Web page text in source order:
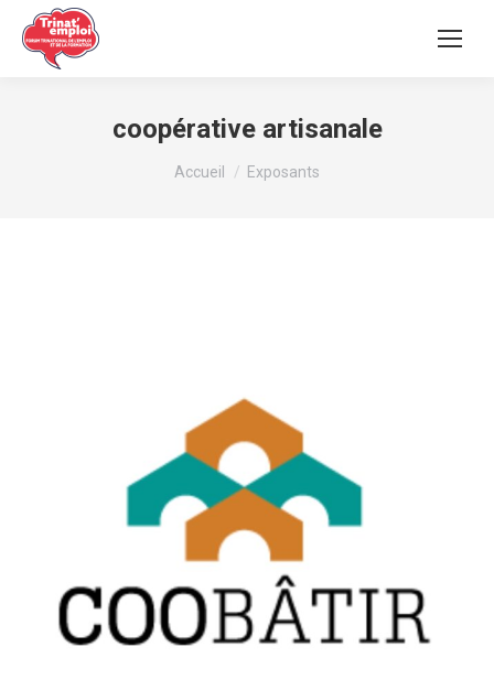
coopérative artisanale
Vous êtes ici :
Accueil Exposants